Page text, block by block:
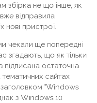
збірка не що інше, як
відправила
нові пристрої.
чекали ще попередні
згадають, що як тільки
остаточна
тематичних сайтах
заголовком "Windows
з Windows 10